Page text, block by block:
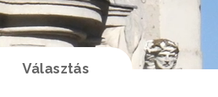
Választás